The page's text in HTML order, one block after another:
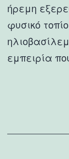
ήρεμη
φυσικό
εμπειρία